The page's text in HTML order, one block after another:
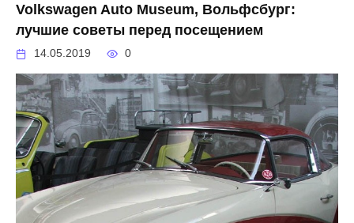
Volkswagen Auto Museum, Вольфсбург:
лучшие советы перед посещением
14.05.2019 0